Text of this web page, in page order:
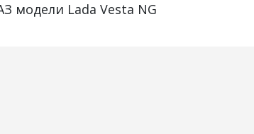
модели Lada Vesta NG